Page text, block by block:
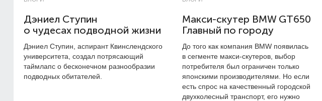
Дэниел Ступин
о чудесах подводной жизни
Дэниел Ступин, аспирант Квинслендского
университета, создал потрясающий
таймлапс о бесконечном разнообразии
подводных обитателей.
Макси-скутер BMW GT650
Главный по городу
До того как компания BMW появилась
в сегменте макси-скутеров, выбор
потребителя был ограничен только
японскими производителями. Но если
есть спрос на качественный городской
двухколесный транспорт, его нужно